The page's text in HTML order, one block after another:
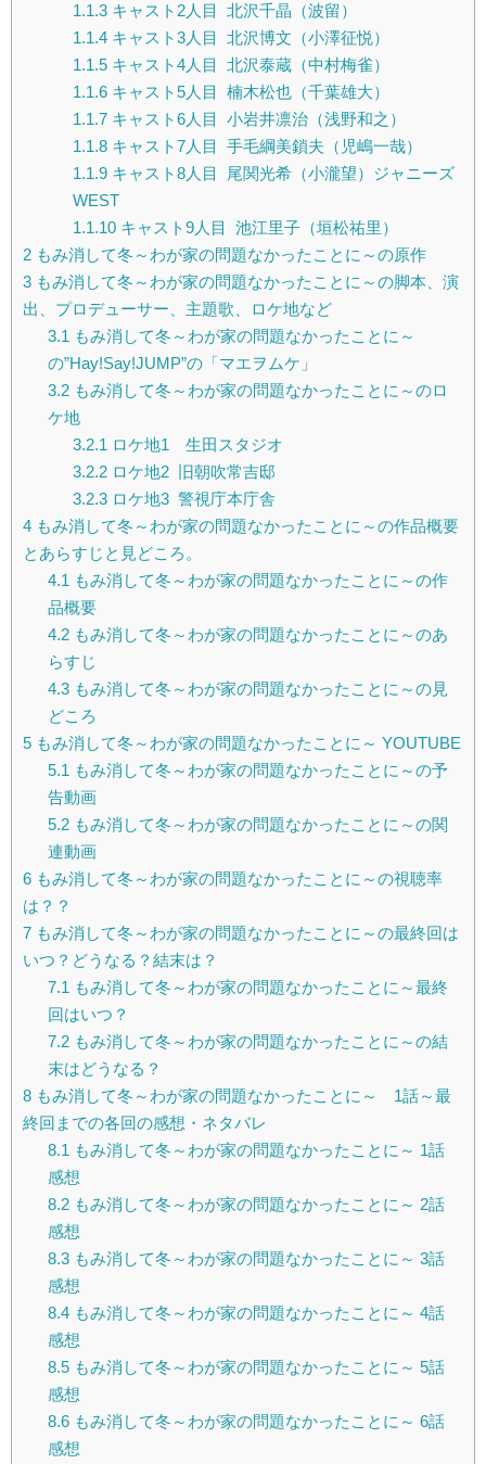
1.1.3キャスト2人目 北沢千晶（波留）
1.1.4キャスト3人目 北沢博文（小澤征悦）
1.1.5キャスト4人目 北沢泰蔵（中村梅雀）
1.1.6キャスト5人目 楠木松也（千葉雄大）
1.1.7キャスト6人目 小岩井凛治（浅野和之）
1.1.8キャスト7人目 手毛綱美鎖夫（児嶋一哉）
1.1.9キャスト8人目 尾関光希（小瀧望）ジャニーズ
WEST
1.1.10キャスト9人目 池江里子（垣松祐里）
2 もみ消して冬～わが家の問題なかったことに～の原作
3 もみ消して冬～わが家の問題なかったことに～の脚本、演
出、プロデューサー、主題歌、ロケ地など
3.1 もみ消して冬～わが家の問題なかったことに～
の”Hay!Say!JUMP”の「マエヲムケ」
3.2もみ消して冬～わが家の問題なかったことに～のロ
ケ地
3.2.1 ロケ地1 生田スタジオ
3.2.2ロケ地2 旧朝吹常吉邸
3.2.3ロケ地3 警視庁本庁舎
4 もみ消して冬～わが家の問題なかったことに～の作品概要
とあらすじと見どころ。
4.1 もみ消して冬～わが家の問題なかったことに～の作
品概要
4.2もみ消して冬～わが家の問題なかったことに～のあ
らすじ
4.3もみ消して冬～わが家の問題なかったことに～の見
どころ
5 もみ消して冬～わが家の問題なかったことに～ YOUTUBE
5.1 もみ消して冬～わが家の問題なかったことに～の予
告動画
5.2もみ消して冬～わが家の問題なかったことに～の関
連動画
6 もみ消して冬～わが家の問題なかったことに～の視聴率
は？？
7 もみ消して冬～わが家の問題なかったことに～の最終回は
いつ？どうなる？結末は？
7.1 もみ消して冬～わが家の問題なかったことに～最終
回はいつ？
7.2もみ消して冬～わが家の問題なかったことに～の結
末はどうなる？
8 もみ消して冬～わが家の問題なかったことに～ 1話～最
終回までの各回の感想・ネタバレ
8.1 もみ消して冬～わが家の問題なかったことに～ 1話
感想
8.2もみ消して冬～わが家の問題なかったことに～ 2話
感想
8.3もみ消して冬～わが家の問題なかったことに～ 3話
感想
8.4もみ消して冬～わが家の問題なかったことに～ 4話
感想
8.5もみ消して冬～わが家の問題なかったことに～ 5話
感想
8.6もみ消して冬～わが家の問題なかったことに～ 6話
感想